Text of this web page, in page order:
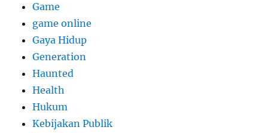
Game
game online
Gaya Hidup
Generation
Haunted
Health
Hukum
Kebijakan Publik